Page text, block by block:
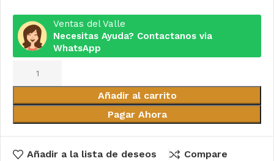
Ventas del Valle
Necesitas Ayuda? Contactanos via
WhatsApp
Añadir al carrito
Pagar Ahora
Añadir a la lista de deseos Compare